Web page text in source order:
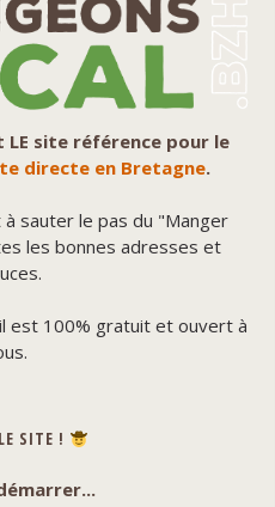
LE site référence pour le
directe en Bretagne.
sauter le pas du "Manger
les bonnes adresses et
est 100% gratuit et ouvert à
SITE !